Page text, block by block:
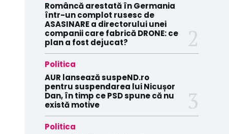
Româncă arestată în Germania
într-un complot rusesc de
ASASINARE a directorului unei
companii care fabrică DRONE: ce
plan a fost dejucat?
Politica
AUR lansează suspeND.ro
pentru suspendarea lui Nicușor
Dan, în timp ce PSD spune că nu
există motive
Politica